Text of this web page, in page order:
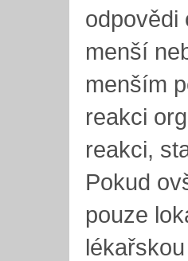
odpovědi
menší
menším
reakci
reakci,
Pokud
pouze